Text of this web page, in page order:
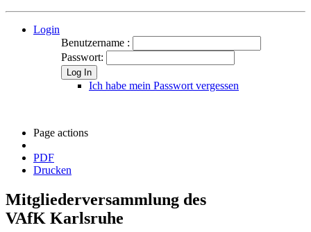
Login
Benutzername :
Passwort:
Log In
Ich habe mein Passwort vergessen
Page actions
PDF
Drucken
Mitgliederversammlung des
VAfK Karlsruhe